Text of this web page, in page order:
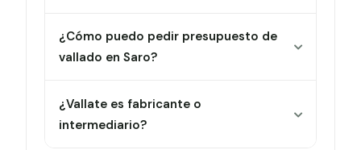
¿Cómo puedo pedir presupuesto de
vallado en Saro?
¿Vallate es fabricante o
intermediario?